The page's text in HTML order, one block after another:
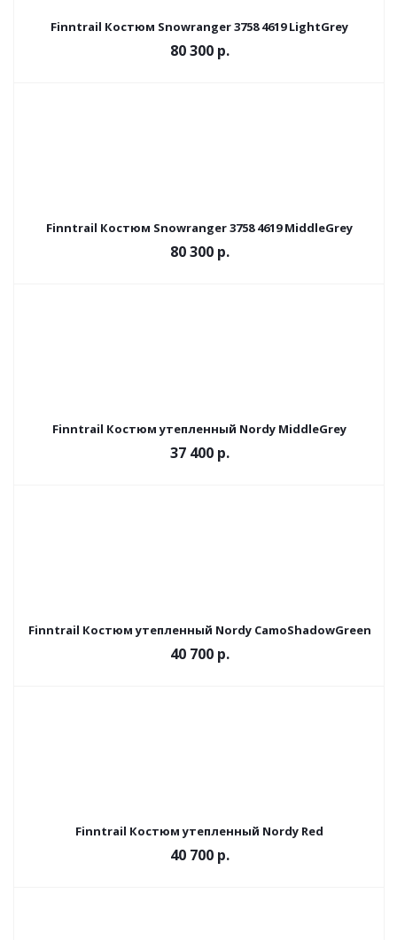
Finntrail Костюм Snowranger 3758 4619 LightGrey
80 300 р.
Finntrail Костюм Snowranger 3758 4619 MiddleGrey
80 300 р.
Finntrail Костюм утепленный Nordy MiddleGrey
37 400 р.
Finntrail Костюм утепленный Nordy CamoShadowGreen
40 700 р.
Finntrail Костюм утепленный Nordy Red
40 700 р.